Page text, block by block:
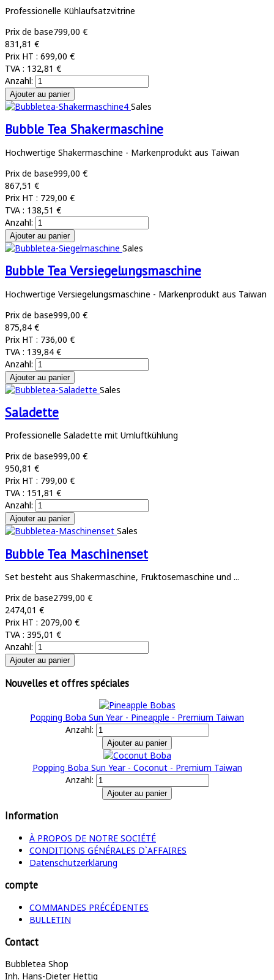
Professionelle Kühlaufsatzvitrine
Prix de base799,00 €
831,81 €
Prix HT : 699,00 €
TVA : 132,81 €
Anzahl:
Sales
Bubble Tea Shakermaschine
Hochwertige Shakermaschine - Markenprodukt aus Taiwan
Prix de base999,00 €
867,51 €
Prix HT : 729,00 €
TVA : 138,51 €
Anzahl:
Sales
Bubble Tea Versiegelungsmaschine
Hochwertige Versiegelungsmaschine - Markenprodukt aus Taiwan
Prix de base999,00 €
875,84 €
Prix HT : 736,00 €
TVA : 139,84 €
Anzahl:
Sales
Saladette
Professionelle Saladette mit Umluftkühlung
Prix de base999,00 €
950,81 €
Prix HT : 799,00 €
TVA : 151,81 €
Anzahl:
Sales
Bubble Tea Maschinenset
Set besteht aus Shakermaschine, Fruktosemaschine und ...
Prix de base2799,00 €
2474,01 €
Prix HT : 2079,00 €
TVA : 395,01 €
Anzahl:
Nouvelles et offres spéciales
Popping Boba Sun Year - Pineapple - Premium Taiwan
Anzahl:
Popping Boba Sun Year - Coconut - Premium Taiwan
Anzahl:
Information
À PROPOS DE NOTRE SOCIÉTÉ
CONDITIONS GÉNÉRALES D`AFFAIRES
Datenschutzerklärung
compte
COMMANDES PRÉCÉDENTES
BULLETIN
Contact
Bubbletea Shop
Inh. Hans-Dieter Hettig